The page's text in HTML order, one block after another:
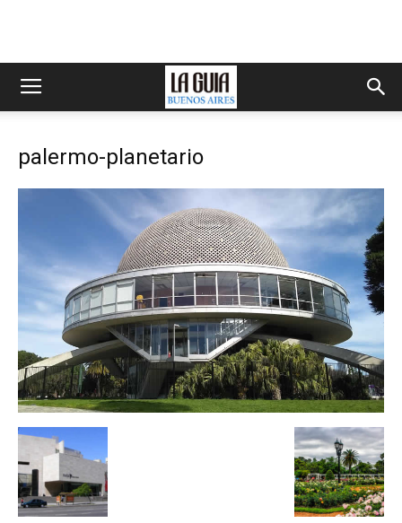
palermo-planetario